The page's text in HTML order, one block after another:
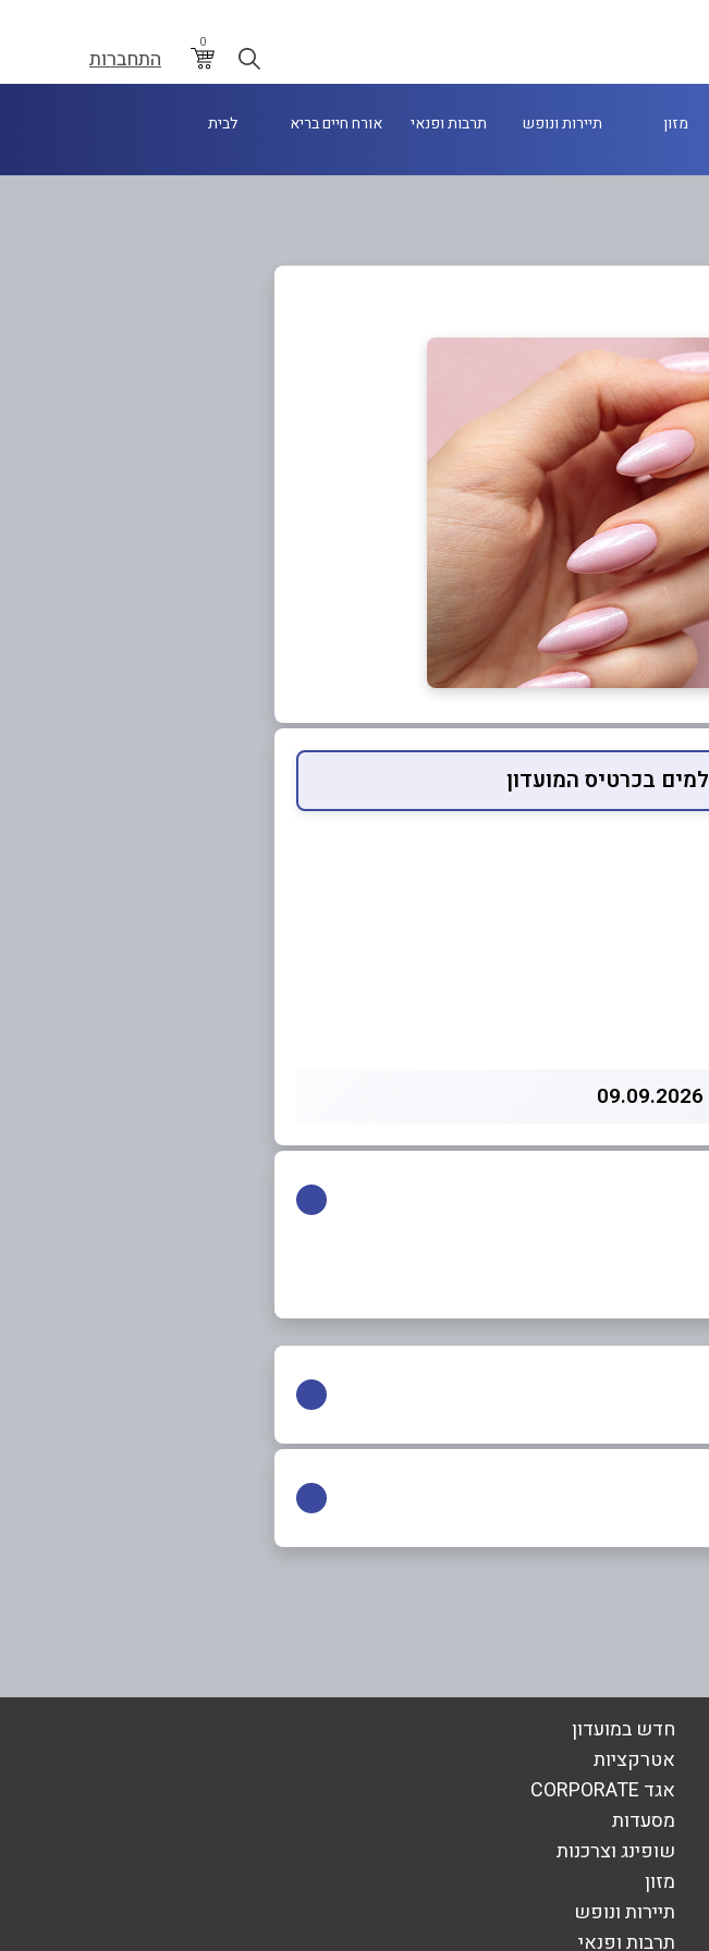
0
התחברות
מזון תיירות ונופש תרבות ופנאי אורח חיים בריא לבית
חדש במועדון
אטרקציות
אגד CORPORATE
מסעדות
שופינג וצרכנות
מזון
תיירות ונופש
תרבות ופנאי